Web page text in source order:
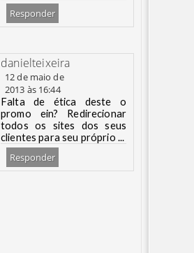
Responder
danielteixeira
12 de maio de
2013 às 16:44
Falta de ética deste o
promo ein? Redirecionar
todos os sites dos seus
clientes para seu próprio ...
Responder